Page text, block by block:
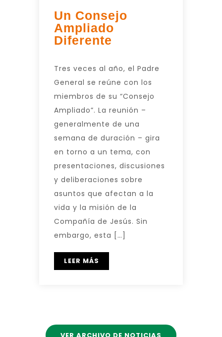
Un Consejo
Ampliado
Diferente
Tres veces al año, el Padre
General se reúne con los
miembros de su “Consejo
Ampliado”. La reunión –
generalmente de una
semana de duración – gira
en torno a un tema, con
presentaciones, discusiones
y deliberaciones sobre
asuntos que afectan a la
vida y la misión de la
Compañía de Jesús. Sin
embargo, esta […]
LEER MÁS